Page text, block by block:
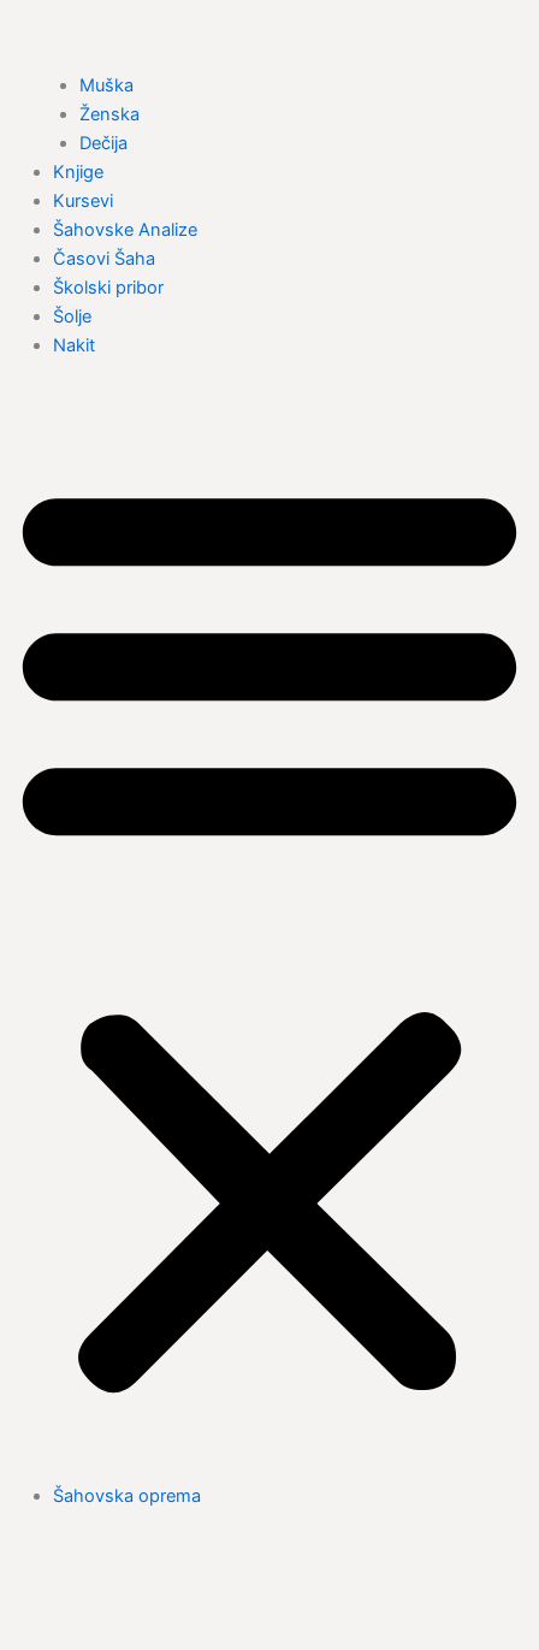
Muška
Ženska
Dečija
Knjige
Kursevi
Šahovske Analize
Časovi Šaha
Školski pribor
Šolje
Nakit
Šahovska oprema